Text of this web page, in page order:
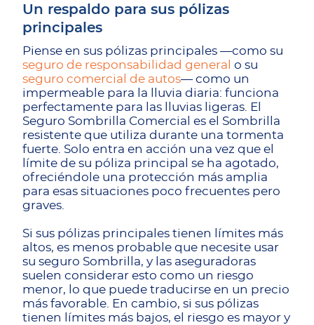
Un respaldo para sus pólizas
principales
Piense en sus pólizas principales —como su
seguro de responsabilidad general o su
seguro comercial de autos— como un
impermeable para la lluvia diaria: funciona
perfectamente para las lluvias ligeras. El
Seguro Sombrilla Comercial es el Sombrilla
resistente que utiliza durante una tormenta
fuerte. Solo entra en acción una vez que el
límite de su póliza principal se ha agotado,
ofreciéndole una protección más amplia
para esas situaciones poco frecuentes pero
graves.
Si sus pólizas principales tienen límites más
altos, es menos probable que necesite usar
su seguro Sombrilla, y las aseguradoras
suelen considerar esto como un riesgo
menor, lo que puede traducirse en un precio
más favorable. En cambio, si sus pólizas
tienen límites más bajos, el riesgo es mayor y